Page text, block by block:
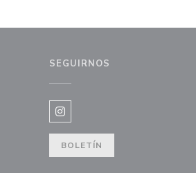
SEGUIRNOS
Instagram ((abre en una
BOLETÍN